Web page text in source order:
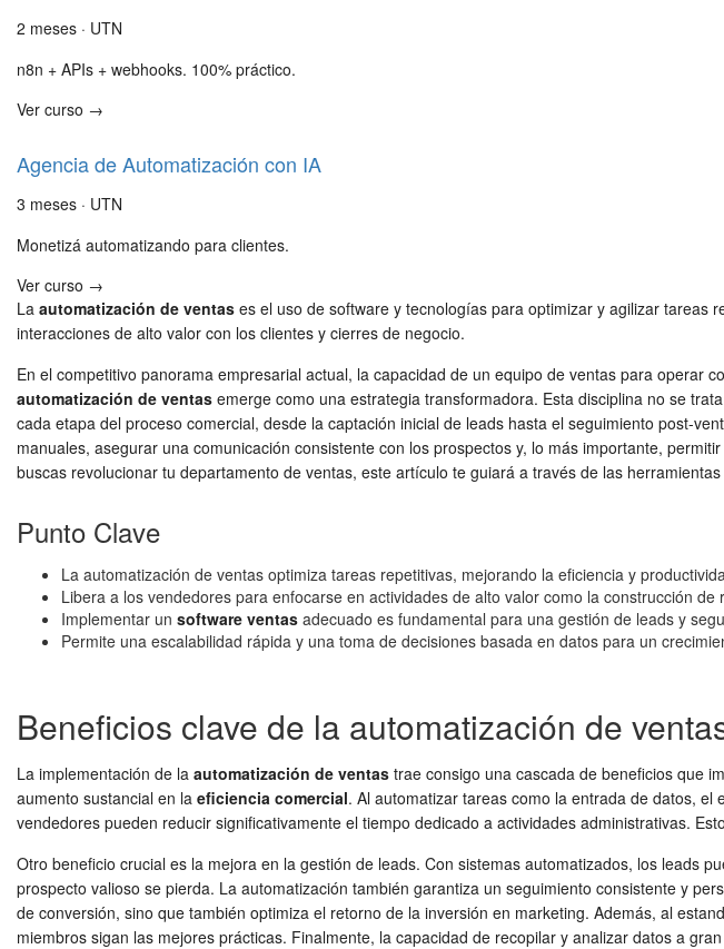
2 meses · UTN
n8n + APIs + webhooks. 100% práctico.
Ver curso →
Agencia de Automatización con IA
3 meses · UTN
Monetizá automatizando para clientes.
Ver curso →
La automatización de ventas es el uso de software y tecnologías para optimizar y agilizar tareas
interacciones de alto valor con los clientes y cierres de negocio.
En el competitivo panorama empresarial actual, la capacidad de un equipo de ventas para operar
automatización de ventas emerge como una estrategia transformadora. Esta disciplina no se
cada etapa del proceso comercial, desde la captación inicial de leads hasta el seguimiento post-
manuales, asegurar una comunicación consistente con los prospectos y, lo más importante,
buscas revolucionar tu departamento de ventas, este artículo te guiará a través de las
Punto Clave
La automatización de ventas optimiza tareas repetitivas, mejorando la eficiencia y
Libera a los vendedores para enfocarse en actividades de alto valor como la construcción de
Implementar un software ventas adecuado es fundamental para una gestión de leads y
Permite una escalabilidad rápida y una toma de decisiones basada en datos para un
Beneficios clave de la automatización de
La implementación de la automatización de ventas trae consigo una cascada de beneficios que
aumento sustancial en la eficiencia comercial. Al automatizar tareas como la entrada de datos,
vendedores pueden reducir significativamente el tiempo dedicado a actividades administrativas.
Otro beneficio crucial es la mejora en la gestión de leads. Con sistemas automatizados, los leads
prospecto valioso se pierda. La automatización también garantiza un seguimiento consistente y
de conversión, sino que también optimiza el retorno de la inversión en marketing. Además, al
miembros sigan las mejores prácticas. Finalmente, la capacidad de recopilar y analizar datos a